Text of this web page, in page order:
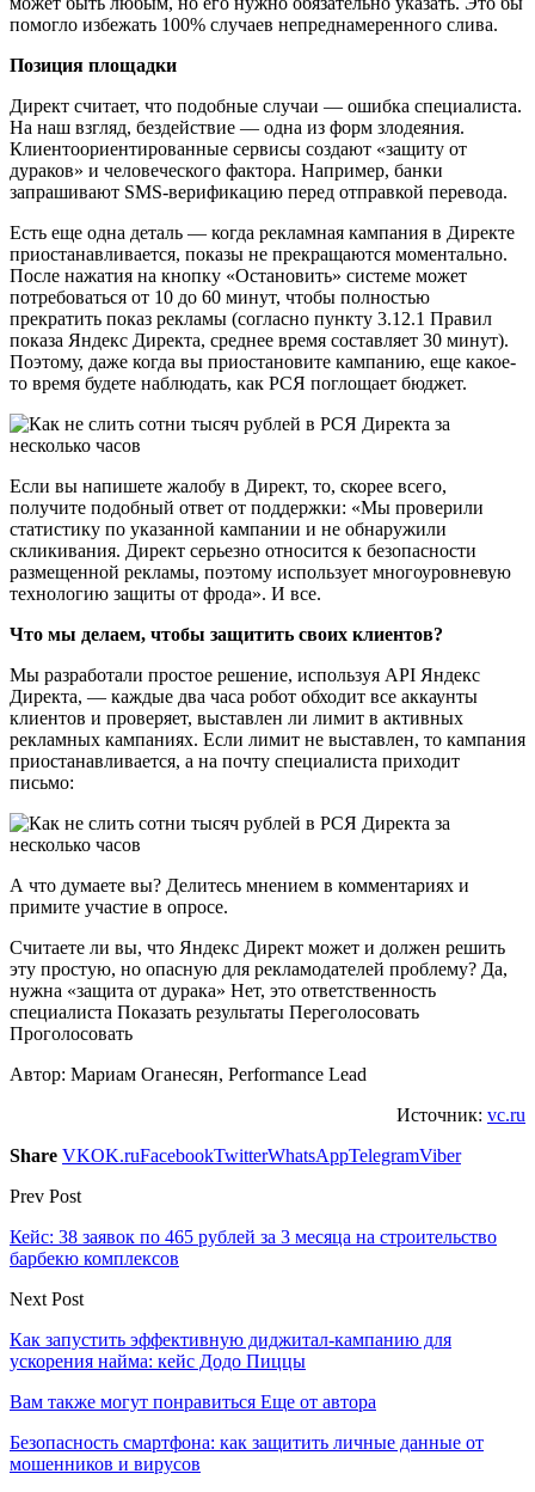
помогло избежать 100% случаев непреднамеренного слива.
Позиция площадки
Директ считает, что подобные случаи — ошибка специалиста.
На наш взгляд, бездействие — одна из форм злодеяния.
Клиентоориентированные сервисы создают «защиту от
дураков» и человеческого фактора. Например, банки
запрашивают SMS-верификацию перед отправкой перевода.
Есть еще одна деталь — когда рекламная кампания в Директе
приостанавливается, показы не прекращаются моментально.
После нажатия на кнопку «Остановить» системе может
потребоваться от 10 до 60 минут, чтобы полностью
прекратить показ рекламы (согласно пункту 3.12.1 Правил
показа Яндекс Директа, среднее время составляет 30 минут).
Поэтому, даже когда вы приостановите кампанию, еще какое-
то время будете наблюдать, как РСЯ поглощает бюджет.
Если вы напишете жалобу в Директ, то, скорее всего,
получите подобный ответ от поддержки: «Мы проверили
статистику по указанной кампании и не обнаружили
скликивания. Директ серьезно относится к безопасности
размещенной рекламы, поэтому использует многоуровневую
технологию защиты от фрода». И все.
Что мы делаем, чтобы защитить своих клиентов?
Мы разработали простое решение, используя API Яндекс
Директа, — каждые два часа робот обходит все аккаунты
клиентов и проверяет, выставлен ли лимит в активных
рекламных кампаниях. Если лимит не выставлен, то кампания
приостанавливается, а на почту специалиста приходит
письмо:
А что думаете вы? Делитесь мнением в комментариях и
примите участие в опросе.
Считаете ли вы, что Яндекс Директ может и должен решить
эту простую, но опасную для рекламодателей проблему? Да,
нужна «защита от дурака» Нет, это ответственность
специалиста Показать результаты Переголосовать
Проголосовать
Автор: Мариам Оганесян, Performance Lead
Источник: vc.ru
Share VKOK.ruFacebookTwitterWhatsAppTelegramViber
Prev Post
Кейс: 38 заявок по 465 рублей за 3 месяца на строительство
барбекю комплексов
Next Post
Как запустить эффективную диджитал-кампанию для
ускорения найма: кейс Додо Пиццы
Вам также могут понравиться Еще от автора
Безопасность смартфона: как защитить личные данные от
мошенников и вирусов